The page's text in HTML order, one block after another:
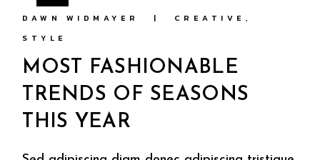
DAWN WIDMAYER
CREATIVE
STYLE
MOST FASHIONABLE
TRENDS OF SEASONS
THIS YEAR